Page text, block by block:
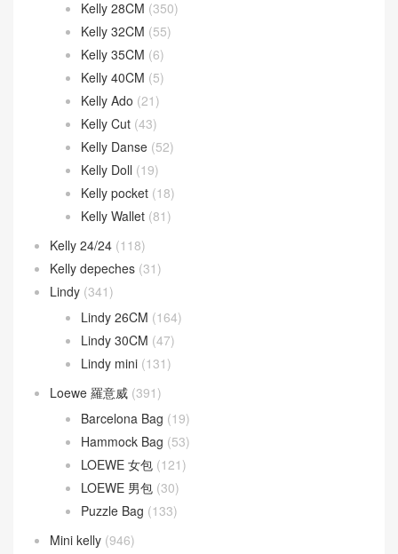
Kelly 28CM (350)
Kelly 32CM (55)
Kelly 35CM (6)
Kelly 40CM (5)
Kelly Ado (21)
Kelly Cut (43)
Kelly Danse (52)
Kelly Doll (19)
Kelly pocket (18)
Kelly Wallet (81)
Kelly 24/24 (118)
Kelly depeches (31)
Lindy (341)
Lindy 26CM (164)
Lindy 30CM (47)
Lindy mini (131)
Loewe 羅意威 (391)
Barcelona Bag (19)
Hammock Bag (53)
LOEWE 女包 (121)
LOEWE 男包 (30)
Puzzle Bag (133)
Mini kelly (946)